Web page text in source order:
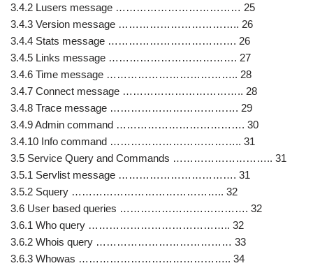
3.4.2 Lusers message ……………………………… 25
3.4.3 Version message …………………………….. 26
3.4.4 Stats message ………………………………. 26
3.4.5 Links message ………………………………. 27
3.4.6 Time message ……………………………….. 28
3.4.7 Connect message …………………………….. 28
3.4.8 Trace message ………………………………. 29
3.4.9 Admin command ………………………………. 30
3.4.10 Info command ……………………………….. 31
3.5 Service Query and Commands ……………………….. 31
3.5.1 Servlist message ……………………………. 31
3.5.2 Squery …………………………………….. 32
3.6 User based queries ………………………………. 32
3.6.1 Who query ………………………………….. 32
3.6.2 Whois query ………………………………… 33
3.6.3 Whowas …………………………………….. 34